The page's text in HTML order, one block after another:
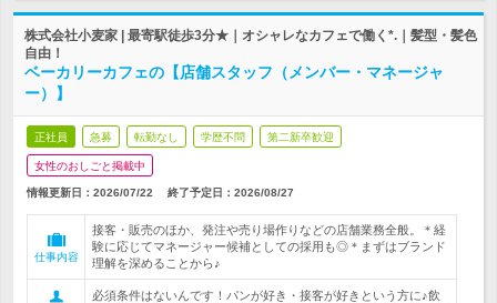
株式会社小麦家 | 最寄駅徒歩3分★｜オシャレなカフェで働く*.｜髪型・髪色
自由！
ベーカリーカフェの【店舗スタッフ（メンバー・マネージャ
ー）】
正社員 急募 転勤なし 学歴不問 第二新卒歓迎
女性のおしごと掲載中
情報更新日：2026/07/22 終了予定日： 2026/08/27
仕事内容
接客・販売のほか、発注や売り場作りなどの店舗業務全般。＊経
験に応じてマネージャー候補としての採用も◎＊まずはブランド
理解を深めることから♪
必須条件はないんです！パンが好き・接客が好きという方に♪飲